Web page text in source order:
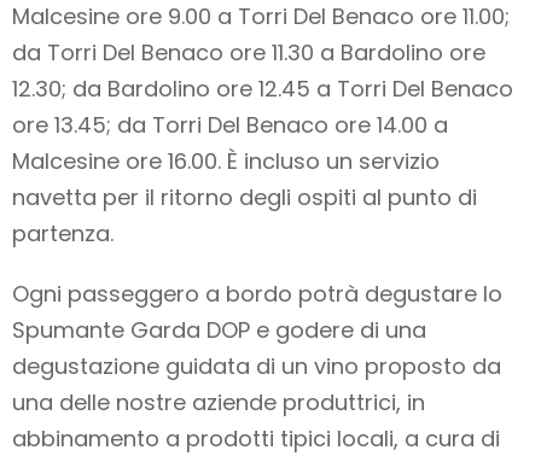
Malcesine ore 9.00 a Torri Del Benaco ore 11.00;
da Torri Del Benaco ore 11.30 a Bardolino ore
12.30; da Bardolino ore 12.45 a Torri Del Benaco
ore 13.45; da Torri Del Benaco ore 14.00 a
Malcesine ore 16.00. È incluso un servizio
navetta per il ritorno degli ospiti al punto di
partenza.
Ogni passeggero a bordo potrà degustare lo
Spumante Garda DOP e godere di una
degustazione guidata di un vino proposto da
una delle nostre aziende produttrici, in
abbinamento a prodotti tipici locali, a cura di